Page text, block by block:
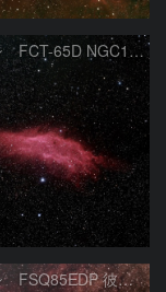
タカハシ FCT-65D NGC1499
タカハシ FSQ85EDP 彼岸花星雲と出目金星雲